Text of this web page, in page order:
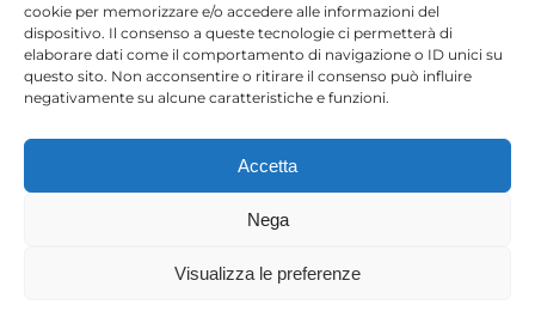
cookie per memorizzare e/o accedere alle informazioni del
dispositivo. Il consenso a queste tecnologie ci permetterà di
elaborare dati come il comportamento di navigazione o ID unici su
questo sito. Non acconsentire o ritirare il consenso può influire
negativamente su alcune caratteristiche e funzioni.
Accetta
Nega
Visualizza le preferenze